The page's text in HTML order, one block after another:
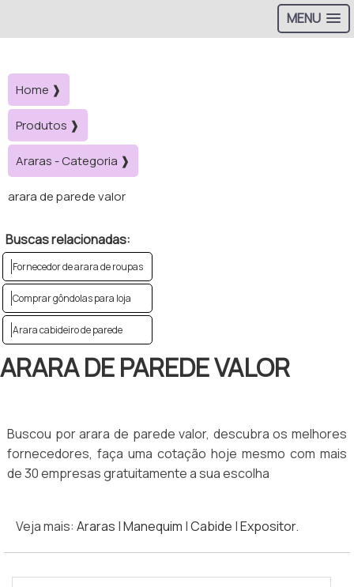
MENU
Home ❱
Produtos ❱
Araras - Categoria ❱
arara de parede valor
Buscas relacionadas:
Fornecedor de arara de roupas
Comprar gôndolas para loja
Arara cabideiro de parede
ARARA DE PAREDE VALOR
Buscou por arara de parede valor, descubra os melhores
fornecedores, faça uma cotação hoje mesmo com mais
de 30 empresas gratuitamente a sua escolha
Veja mais: Araras |Manequim |Cabide |Expositor.